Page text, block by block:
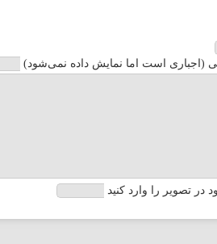
(اجباری است اما نمایش داده نمی‌شود)
در تصویر را وارد کنید